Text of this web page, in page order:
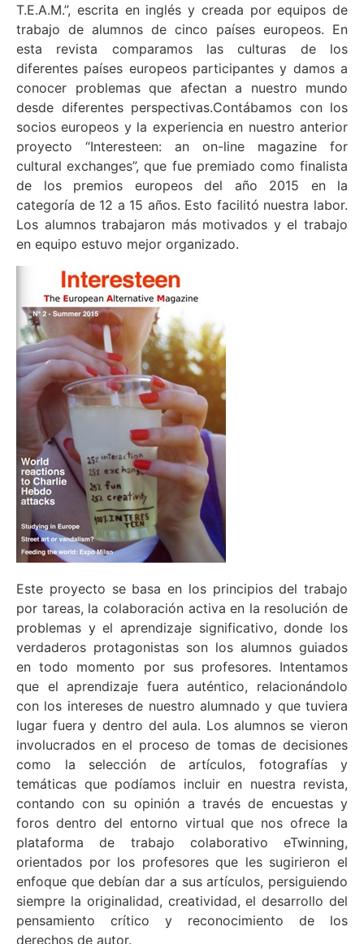
T.E.A.M.”, escrita en inglés y creada por equipos de
trabajo de alumnos de cinco países europeos. En
esta revista comparamos las culturas de los
diferentes países europeos participantes y damos a
conocer problemas que afectan a nuestro mundo
desde diferentes perspectivas.Contábamos con los
socios europeos y la experiencia en nuestro anterior
proyecto “Interesteen: an on-line magazine for
cultural exchanges”, que fue premiado como finalista
de los premios europeos del año 2015 en la
categoría de 12 a 15 años. Esto facilitó nuestra labor.
Los alumnos trabajaron más motivados y el trabajo
en equipo estuvo mejor organizado.
Este proyecto se basa en los principios del trabajo
por tareas, la colaboración activa en la resolución de
problemas y el aprendizaje significativo, donde los
verdaderos protagonistas son los alumnos guiados
en todo momento por sus profesores. Intentamos
que el aprendizaje fuera auténtico, relacionándolo
con los intereses de nuestro alumnado y que tuviera
lugar fuera y dentro del aula. Los alumnos se vieron
involucrados en el proceso de tomas de decisiones
como la selección de artículos, fotografías y
temáticas que podíamos incluir en nuestra revista,
contando con su opinión a través de encuestas y
foros dentro del entorno virtual que nos ofrece la
plataforma de trabajo colaborativo eTwinning,
orientados por los profesores que les sugirieron el
enfoque que debían dar a sus artículos, persiguiendo
siempre la originalidad, creatividad, el desarrollo del
pensamiento crítico y reconocimiento de los
derechos de autor.